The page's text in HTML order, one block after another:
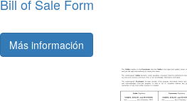
Bill of Sale Form
Más información